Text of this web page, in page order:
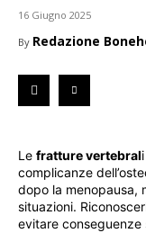
16 Giugno 2025
By Redazione
Le fratture vertebral
complicanze
dopo la menopausa,
situazioni.
evitare conseguenze